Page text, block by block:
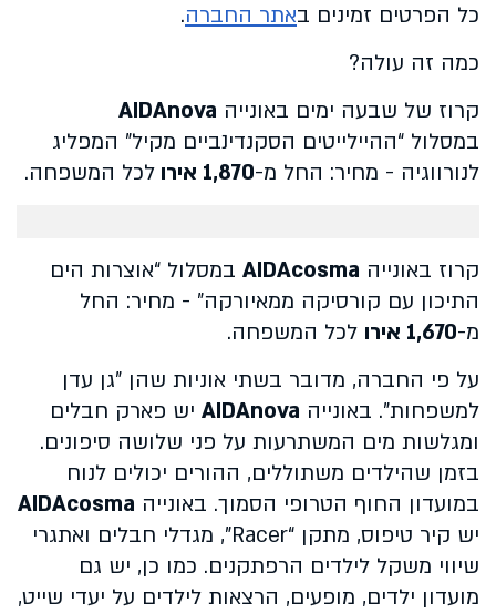
כל הפרטים זמינים באתר החברה.
כמה זה עולה?
קרוז של שבעה ימים באונייה AIDAnova
במסלול “ההיילייטים הסקנדינביים מקיל” המפליג
לנורווגיה - מחיר: החל מ-1,870 אירו לכל המשפחה.
קרוז באונייה AIDAcosma במסלול “אוצרות הים
התיכון עם קורסיקה ממאיורקה” - מחיר: החל
מ-1,670 אירו
לכל המשפחה.
על פי החברה, מדובר בשתי אוניות שהן "גן עדן
למשפחות". באונייה AIDAnova יש פארק חבלים
ומגלשות מים המשתרעות על פני שלושה סיפונים.
בזמן שהילדים משתוללים, ההורים יכולים לנוח
במועדון החוף הטרופי הסמוך. באונייה AIDAcosma
יש קיר טיפוס, מתקן “Racer”, מגדלי חבלים ואתגרי
שיווי משקל לילדים הרפתקנים. כמו כן, יש גם
מועדון ילדים, מופעים, הרצאות לילדים על יעדי שייט,